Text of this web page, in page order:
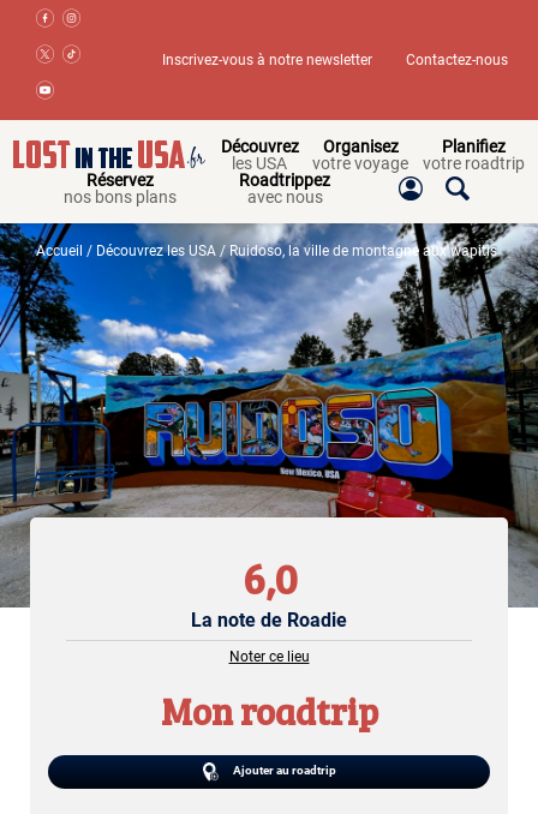
Inscrivez-vous à notre newsletter Contactez-nous
Découvrez
les USA
Organisez
votre voyage
Planifiez
votre roadtrip
Réservez
nos bons plans
Roadtrippez
avec nous
Accueil / Découvrez les USA / Ruidoso, la ville de montagne aux wapitis
6,0
La note de Roadie
Noter ce lieu
Mon roadtrip
Ajouter au roadtrip